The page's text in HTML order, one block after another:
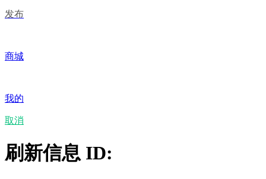
发布
商城
我的
取消
刷新信息 ID: